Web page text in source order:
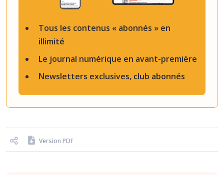
Tous les contenus « abonnés » en
illimité
Le journal numérique en avant-première
Newsletters exclusives, club abonnés
Version PDF